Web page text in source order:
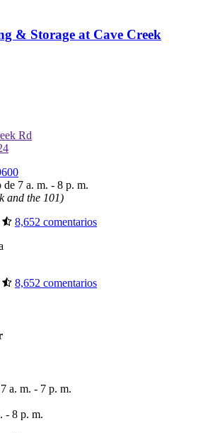
& Storage at Cave Creek
Rd
7 a. m. - 8 p. m.
and the 101)
8,652 comentarios
8,652 comentarios
a. m. - 7 p. m.
- 8 p. m.